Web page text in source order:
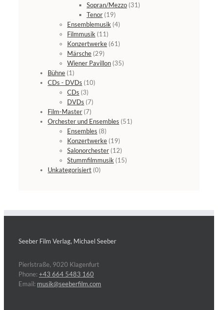
Sopran/Mezzo (31)
Tenor (19)
Ensemblemusik (4)
Filmmusik (11)
Konzertwerke (61)
Märsche (29)
Wiener Pavillon (35)
Bühne (1)
CDs - DVDs (10)
CDs (3)
DVDs (7)
Film-Master (7)
Orchester und Ensembles (51)
Ensembles (8)
Konzertwerke (19)
Salonorchester (12)
Stummfilmmusik (15)
Unkategorisiert (0)
Seeber Film Verlag, Michael Seeber
Pierlstraße, 9020 Klagenfurt
Phone:+43 664 5483 160
Email: musik@seeberfilm.com